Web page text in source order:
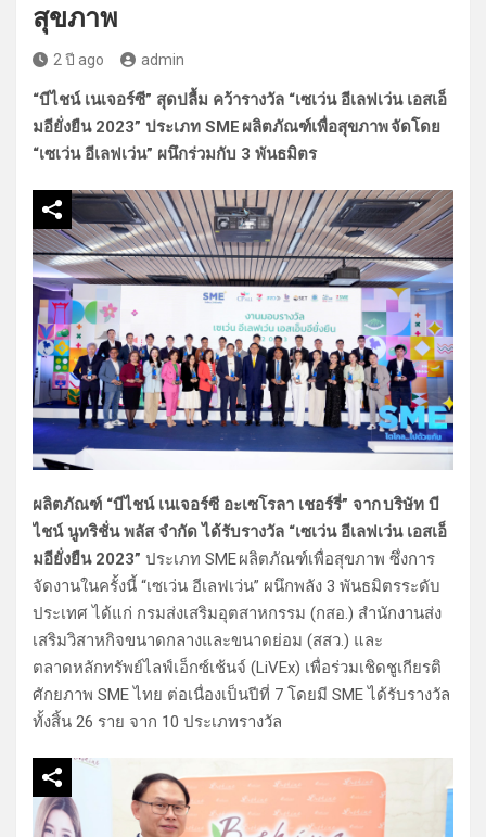
สุขภาพ
2 ปี ago admin
“บีไชน์ เนเจอร์ซี” สุดปลื้ม คว้ารางวัล “เซเว่น อีเลฟเว่น เอสเอ็
มอียั่งยืน 2023” ประเภท SME ผลิตภัณฑ์เพื่อสุขภาพ จัดโดย
“เซเว่น อีเลฟเว่น” ผนึกร่วมกับ 3 พันธมิตร
ผลิตภัณฑ์ “บีไชน์ เนเจอร์ซี อะเซโรลา เชอร์รี่” จาก บริษัท บี
ไชน์ นูทริชั่น พลัส จำกัด ได้รับรางวัล “เซเว่น อีเลฟเว่น เอสเอ็
มอียั่งยืน 2023” ประเภท SME ผลิตภัณฑ์เพื่อสุขภาพ ซึ่งการ
จัดงานในครั้งนี้ “เซเว่น อีเลฟเว่น” ผนึกพลัง 3 พันธมิตรระดับ
ประเทศ ได้แก่ กรมส่งเสริมอุตสาหกรรม (กสอ.) สำนักงานส่ง
เสริมวิสาหกิจขนาดกลางและขนาดย่อม (สสว.) และ
ตลาดหลักทรัพย์ไลฟ์เอ็กซ์เช้นจ์ (LiVEx) เพื่อร่วมเชิดชูเกียรติ
ศักยภาพ SME ไทย ต่อเนื่องเป็นปีที่ 7 โดยมี SME ได้รับรางวัล
ทั้งสิ้น 26 ราย จาก 10 ประเภทรางวัล